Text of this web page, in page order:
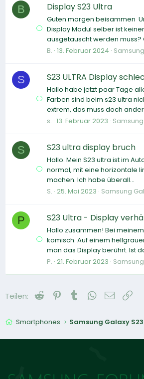
B Display S23 Ultra
Guten morgen beisammen
Display Modul selber ist
ausgetauscht werden muss?
B. 13. Februar 2024
S S23 ULTRA Display
Hallo habe jetzt paar Tage
Farben sind beim s23 ultra
extrem, das muss doch
s. 13. Februar 2023
S S23 ultra display bruch
Hallo. Mein S23 ultra ist im
normal, mit eine horizontale
machen. Ich habe überall...
S. 25. Mai 2023 Samsung
P S23 Ultra - Display
Hallo zusammen! Bei
komisch. Auf einem
man das Display berührt. Ist
P. 21. Februar 2023
Teilen: Reddit PinterestTumblrWhatsApp
E-Mail
Smartphones Samsung Galaxy